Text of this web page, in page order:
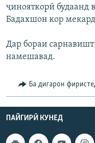
ҷинояткорӣ будаанд
Бадахшон кор
Дар бораи
намешавад.
Ба дигарон
ПАЙГИРӢ КУНЕД